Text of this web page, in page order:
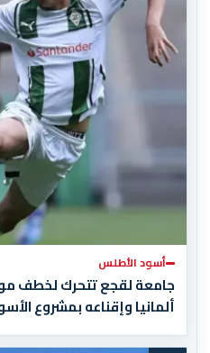
أسود الأطلس
جامعة لقجع تتحرك لخطف
ألمانيا وإقناعه بمشروع